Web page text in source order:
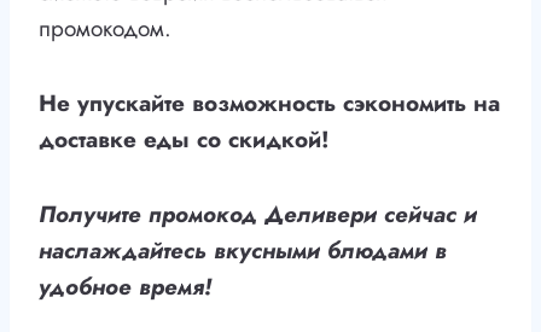
промокодом.
Не упускайте возможность сэкономить на
доставке еды со скидкой!
Получите промокод Деливери сейчас и
наслаждайтесь вкусными блюдами в
удобное время!